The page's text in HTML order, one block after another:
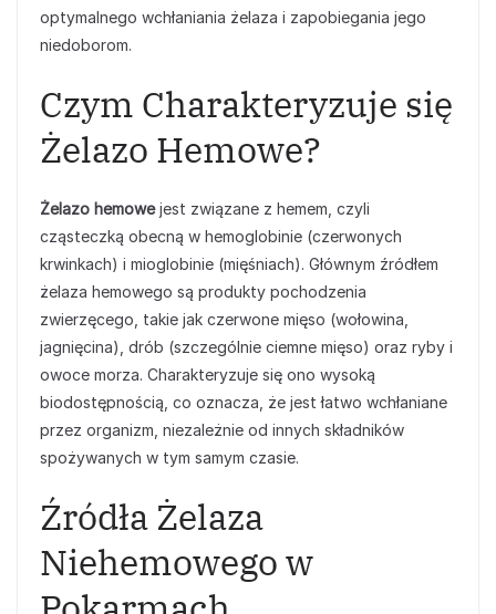
optymalnego wchłaniania żelaza i zapobiegania jego
niedoborom.
Czym Charakteryzuje się
Żelazo Hemowe?
Żelazo hemowejest związane z hemem, czyli
cząsteczką obecną w hemoglobinie (czerwonych
krwinkach) i mioglobinie (mięśniach). Głównym źródłem
żelaza hemowego są produkty pochodzenia
zwierzęcego, takie jak czerwone mięso (wołowina,
jagnięcina), drób (szczególnie ciemne mięso) oraz ryby i
owoce morza. Charakteryzuje się ono wysoką
biodostępnością, co oznacza, że jest łatwo wchłaniane
przez organizm, niezależnie od innych składników
spożywanych w tym samym czasie.
Źródła Żelaza
Niehemowego w